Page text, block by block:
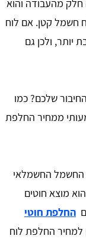
מהעבודה והוא
של לוח חשמל קטן. אם לוח
יותר, ולכן גם
שלכם? כמו
ממחיר החלפת
החשמל החשמלאי
מוצא חוטים
החלפת חוטי
למחיר החלפת לוח